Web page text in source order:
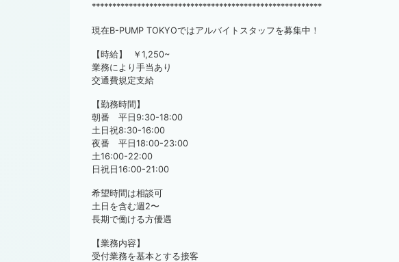
********************************************************
現在B-PUMP TOKYOではアルバイトスタッフを募集中！
【時給】 ￥1,250~
業務により手当あり
交通費規定支給
【勤務時間】
朝番 平日9:30-18:00
土日祝8:30-16:00
夜番 平日18:00-23:00
土16:00-22:00
日祝日16:00-21:00
希望時間は相談可
土日を含む週2〜
長期で働ける方優遇
【業務内容】
受付業務を基本とする接客